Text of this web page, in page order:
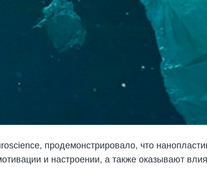
продемонстрировало, что
и настроении, а также оказывают